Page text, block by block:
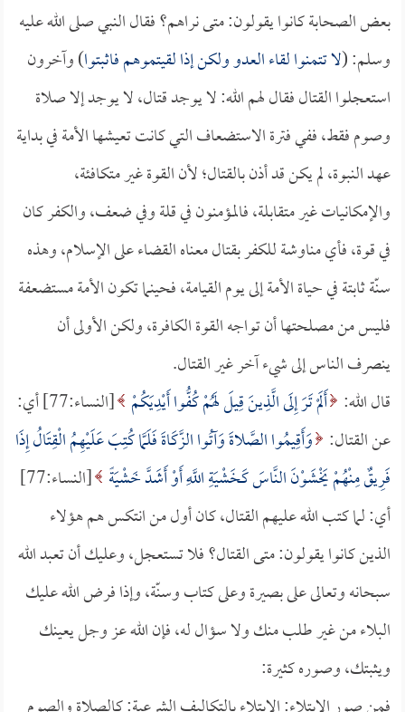
بعض الصحابة كانوا يقولون: متى نراهم؟ فقال النبي صلى الله عليه
وسلم: (لا تتمنوا لقاء العدو ولكن إذا لقيتموهم فاثبتوا) وآخرون
استعجلوا القتال فقال لهم الله: لا يوجد قتال، لا يوجد إلا صلاة
وصوم فقط، ففي فترة الاستضعاف التي كانت تعيشها الأمة في بداية
عهد النبوة، لم يكن قد أذن بالقتال؛ لأن القوة غير متكافئة،
والإمكانيات غير متقابلة، فالمؤمنون في قلة وفي ضعف، والكفر كان
في قوة، فأي مناوشة للكفر بقتال معناه القضاء على الإسلام، وهذه
سنّة ثابتة في حياة الأمة إلى يوم القيامة، فحينما تكون الأمة مستضعفة
فليس من مصلحتها أن تواجه القوة الكافرة، ولكن الأولى أن
ينصرف الناس إلى شيء آخر غير القتال.
قال الله: أَلَمْ تَرَ إِلَى الَّذِينَ قِيلَ لَهُمْ كُفُّوا أَيْدِيَكُمْ
[النساء:77] أي:
عن القتال: وَأَقِيمُوا الصَّلاةَ وَآتُوا الزَّكَاةَ فَلَمَّا كُتِبَ عَلَيْهِمُ الْقِتَالُ إِذَا
فَرِيقٌ مِنْهُمْ يَخْشَوْنَ النَّاسَ كَخَشْيَةِ اللَّهِ أَوْ أَشَدَّ خَشْيَةً
[النساء:77]
أي: لما كتب الله عليهم القتال، كان أول من انتكس هم هؤلاء
الذين كانوا يقولون: متى القتال؟ فلا تستعجل، وعليك أن تعبد الله
سبحانه وتعالى على بصيرة وعلى كتاب وسنّة، وإذا فرض الله عليك
البلاء من غير طلب منك ولا سؤال له، فإن الله عز وجل يعينك
ويثبتك، وصوره كثيرة: